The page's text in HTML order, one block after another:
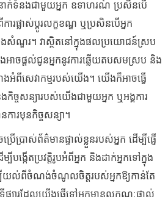
ាក់ទំនងជាមួយអ្នក ឧទាហរណ៍ ប្រសិនបើ
រផ្លាស់ប្តូរលក្ខខណ្ឌ ឬប្រសិនបើអ្នក
សំណួរ។ វាស្ថិតនៅក្នុងផលប្រយោជន៍ស្រប
ាចផ្តល់ជូនអ្នកនូវការឆ្លើយតបសមស្រប និង
អំពីសេវាកម្មរបស់យើង។ យើងក៏អាចធ្វើ
កិច្ចសន្យារបស់យើងជាមួយអ្នក ឬអង្គការ
ការមុនកិច្ចសន្យា។
ប្រើប្រាស់ព័ត៌មានផ្ទាល់ខ្លួនរបស់អ្នក ដើម្បីផ្ញើ
បីបង្កើតប្រវត្តិរូបអំពីអ្នក និងដាក់អ្នកទៅក្នុង
ម្បីយល់ពីចំណង់ចំណូលចិត្តរបស់អ្នកឱ្យកាន់តែ
ផ្សារដែលយើងផ្ញើទៅអ្នកមានលក្ខណៈផ្ទាល់